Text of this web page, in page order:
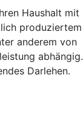
Haushalt mit
produziertem
anderem von
abhängig.
Darlehen.